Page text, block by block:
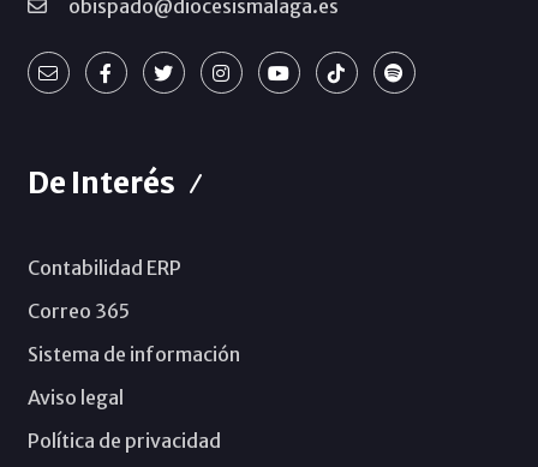
obispado@diocesismalaga.es
De Interés
Contabilidad ERP
Correo 365
Sistema de información
Aviso legal
Política de privacidad